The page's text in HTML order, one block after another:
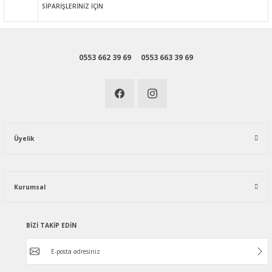
SİPARİŞLERİNİZ İÇİN
0553 662 39 69 0553 663 39 69
Üyelik
Kurumsal
BİZİ TAKİP EDİN